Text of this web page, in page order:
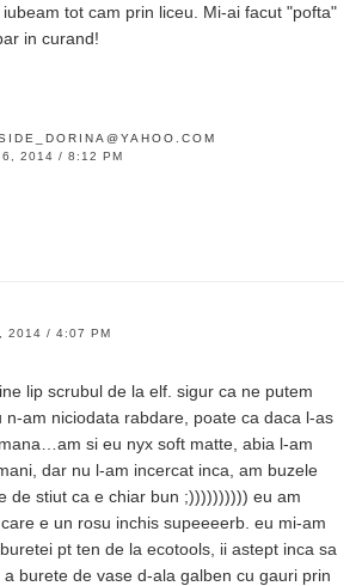
tot cam prin liceu. Mi-ai facut "pofta"
in curand!
6, 2014 / 8:12 PM
2014 / 4:07 PM
lip scrubul de la elf. sigur ca ne putem
n-am niciodata rabdare, poate ca daca l-as
si eu nyx soft matte, abia l-am
dar nu l-am incercat inca, am buzele
de stiut ca e chiar bun ;)))))))))) eu am
e un rosu inchis supeeeerb. eu mi-am
pt ten de la ecotools, ii astept inca sa
burete de vase d-ala galben cu gauri prin